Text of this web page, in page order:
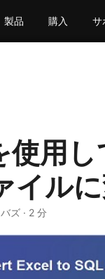
製品 購入 サ
使用
イル
ズ · 2 分